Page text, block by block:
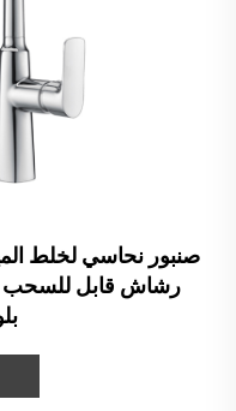
صنبور نحاسي لخلط
رشاش قابل للسحب